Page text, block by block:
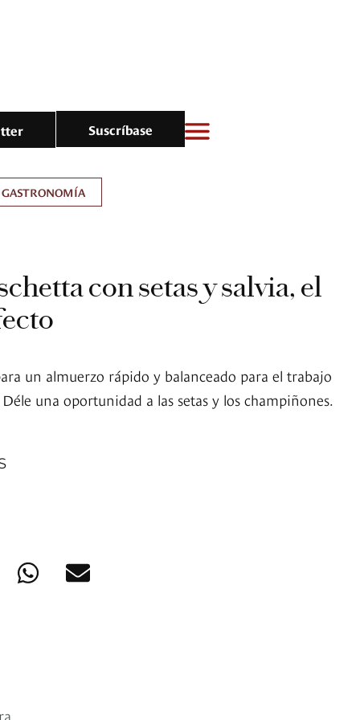
Suscríbase
GASTRONOMÍA
con setas y salvia, el
un almuerzo rápido y balanceado para el trabajo
una oportunidad a las setas y los champiñones.